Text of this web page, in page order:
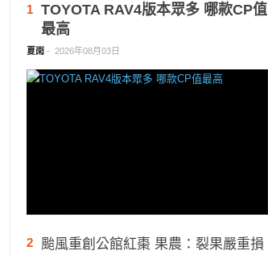
1
TOYOTA RAV4版本眾多 哪款CP值
最高
夏雨 - 2026年08月03日
2
颱風重創公館紅棗 果農：裂果嚴重損